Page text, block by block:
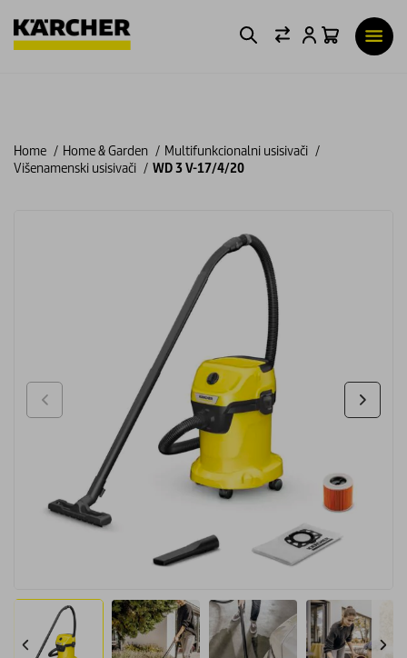
Home Home & Garden
Multifunkcionalni usisivači
Višenamenski usisivači
WD 3 V-17/4/20